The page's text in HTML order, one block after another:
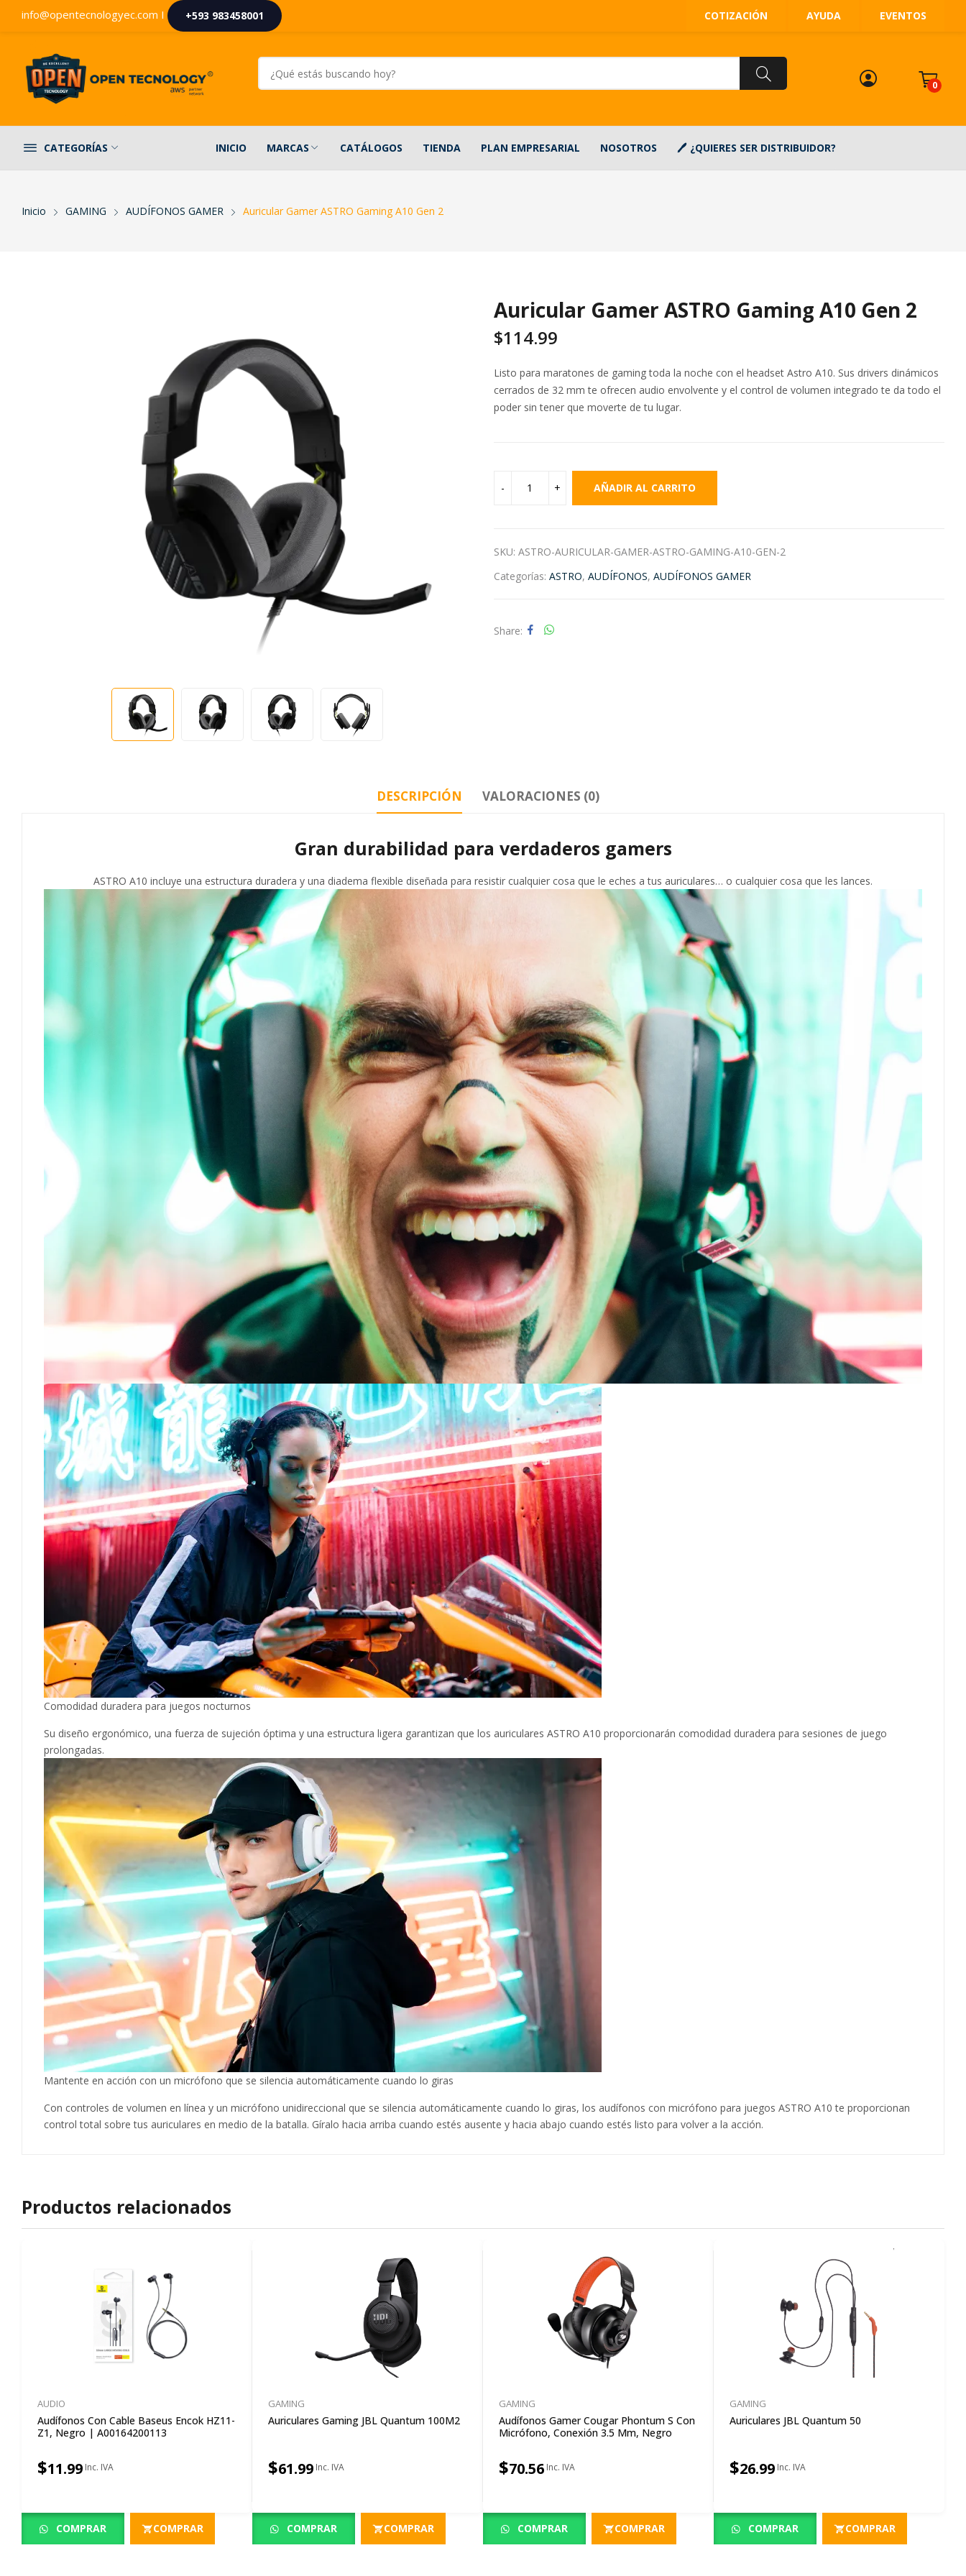
info@opentecnologyec.com I +593 983458001 COTIZACIÓN AYUDA EVENTOS
0
CATEGORÍAS INICIO MARCAS CATÁLOGOS TIENDA PLAN EMPRESARIAL NOSOTROS ¿QUIERES SER DISTRIBUIDOR?
Inicio GAMING AUDÍFONOS GAMER Auricular Gamer ASTRO Gaming A10 Gen 2
Auricular Gamer ASTRO Gaming A10 Gen 2
$114.99
Listo para maratones de gaming toda la noche con el headset Astro A10. Sus drivers dinámicos
cerrados de 32 mm te ofrecen audio envolvente y el control de volumen integrado te da todo el
poder sin tener que moverte de tu lugar.
AÑADIR AL CARRITO
SKU: ASTRO-AURICULAR-GAMER-ASTRO-GAMING-A10-GEN-2
Categorías: ASTRO, AUDÍFONOS, AUDÍFONOS GAMER
Share
DESCRIPCIÓN VALORACIONES (0)
Gran durabilidad para verdaderos gamers
ASTRO A10 incluye una estructura duradera y una diadema flexible diseñada para resistir cualquier cosa que le eches a tus auriculares… o cualquier cosa que les lances.
Comodidad duradera para juegos nocturnos
Su diseño ergonómico, una fuerza de sujeción óptima y una estructura ligera garantizan que los auriculares ASTRO A10 proporcionarán comodidad duradera para sesiones de juego
prolongadas.
Mantente en acción con un micrófono que se silencia automáticamente cuando lo giras
Con controles de volumen en línea y un micrófono unidireccional que se silencia automáticamente cuando lo giras, los audífonos con micrófono para juegos ASTRO A10 te proporcionan
control total sobre tus auriculares en medio de la batalla. Gíralo hacia arriba cuando estés ausente y hacia abajo cuando estés listo para volver a la acción.
Productos relacionados
AUDIO
Audífonos Con Cable Baseus Encok HZ11-
Z1, Negro | A00164200113
$11.99
COMPRAR COMPRAR
GAMING
Auriculares Gaming JBL Quantum 100M2
$61.99
COMPRAR COMPRAR
GAMING
Audífonos Gamer Cougar Phontum S Con
Micrófono, Conexión 3.5 Mm, Negro
$70.56
COMPRAR COMPRAR
GAMING
Auriculares JBL Quantum 50
$26.99
COMPRAR COMPRAR